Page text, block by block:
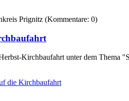
Prignitz (Kommentare: 0)
Kirchbaufahrt unter dem Thema
die Kirchbaufahrt